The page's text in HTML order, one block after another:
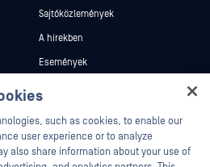
Sajtóközlemények
A hírekben
Események
Fehér könyvek
such as cookies, to enable our
user experience or to analyze
also share information about your use of
your OPSWAT virtual assistant.
I help you secure what's critical